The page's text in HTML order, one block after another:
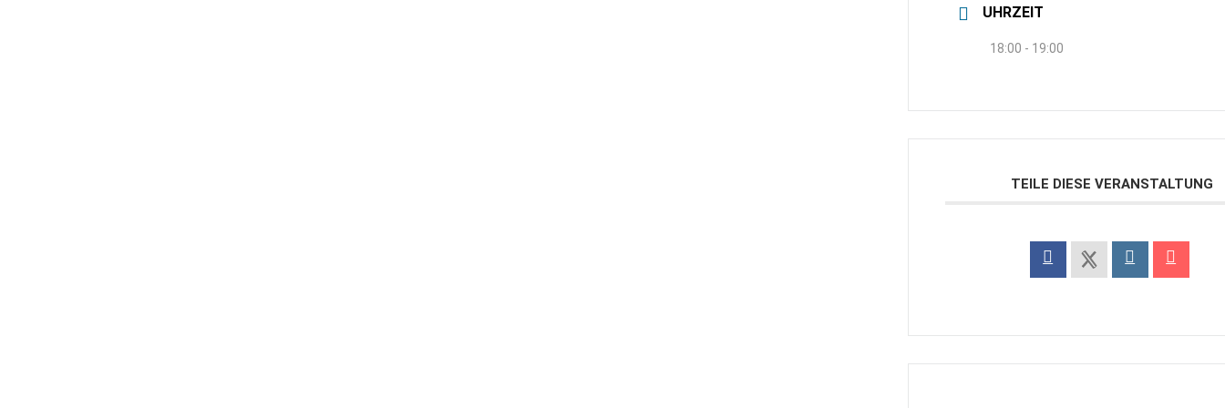
UHRZEIT
18:00 - 19:00
TEILE DIESE VERANSTALTUNG